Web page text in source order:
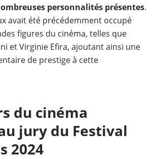
personnalités présentes.
avait été précédemment occupé
figures du cinéma, telles que
et Virginie Efira, ajoutant ainsi une
de prestige à cette
du cinéma
jury du Festival
2024